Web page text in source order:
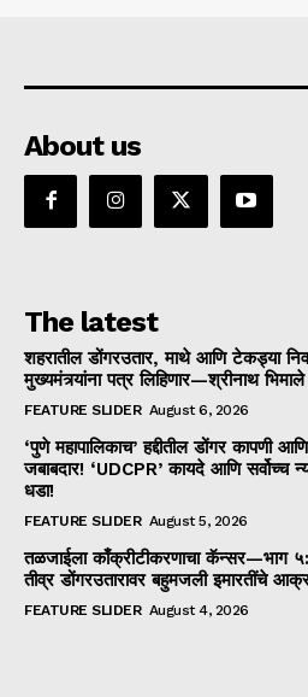
About us
The latest
शहरातील डोंगरउतार, माथे आणि टेकड्या
मुख्यमंत्र्यांना पत्र लिहिणार—श्रीनाथ भिमाले
FEATURE SLIDER August 6, 2026
‘पुणे महापालिकाच’ हद्दीतील डोंगर कापणी
जबाबदार! ‘UDCPR’ कायदे आणि सर्वोच्च
धडा!
FEATURE SLIDER August 5, 2026
तळजाईला काँक्रीटीकरणाचा कॅन्सर—भाग
तीव्र डोंगरउतारावर बहुमजली इमारतींचे
FEATURE SLIDER August 4, 2026